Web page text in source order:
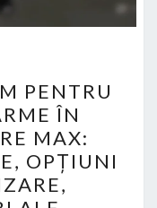
PENTRU
ÎN
MAX:
OPȚIUNI